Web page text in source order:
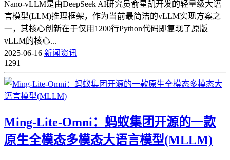
Nano-vLLM是由DeepSeek AI研究员俞星凯开发的轻量级大语
言模型(LLM)推理框架，作为当前最简洁的vLLM实现方案之
一，其核心创新在于仅用1200行Python代码即复现了原版
vLLM的核心...
2025-06-16 新闻资讯
1291
Ming-Lite-Omni：蚂蚁集团开源的一款
原生全模态多模态大语言模型(MLLM)